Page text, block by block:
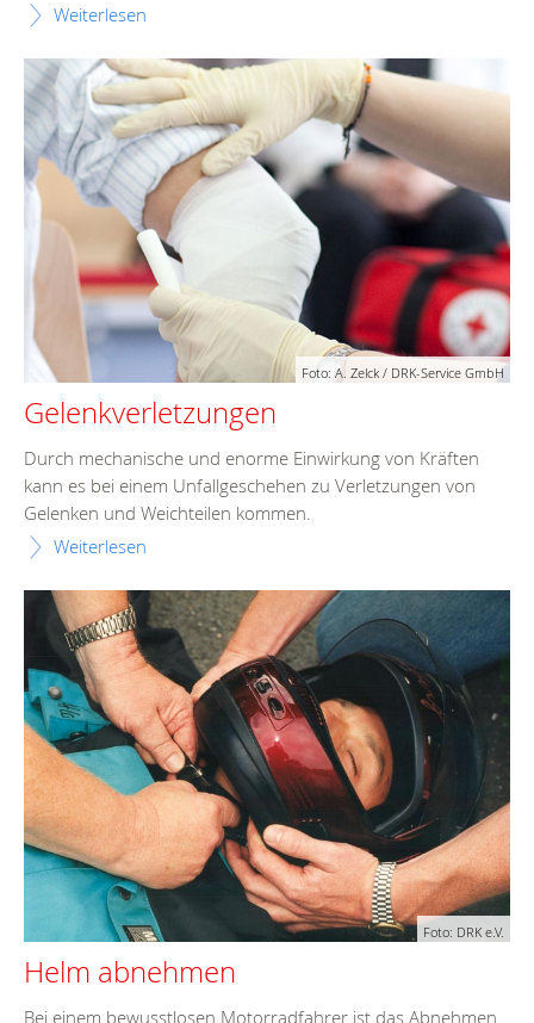
Weiterlesen
Foto: A. Zelck / DRK-Service GmbH
Gelenkverletzungen
Durch mechanische und enorme Einwirkung von Kräften
kann es bei einem Unfallgeschehen zu Verletzungen von
Gelenken und Weichteilen kommen.
Weiterlesen
Foto: DRK e.V.
Helm abnehmen
Bei einem bewusstlosen Motorradfahrer ist das Abnehmen